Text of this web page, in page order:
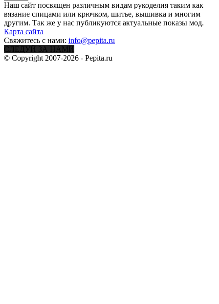
Наш сайт посвящен различным видам рукоделия таким как
вязание спицами или крючком, шитье, вышивка и многим
другим. Так же у нас публикуются актуальные показы мод.
Карта сайта
Свяжитесь с нами: info@pepita.ru
СЛЕДУЙ ЗА НАМИ
© Copyright 2007-2026 - Pepita.ru